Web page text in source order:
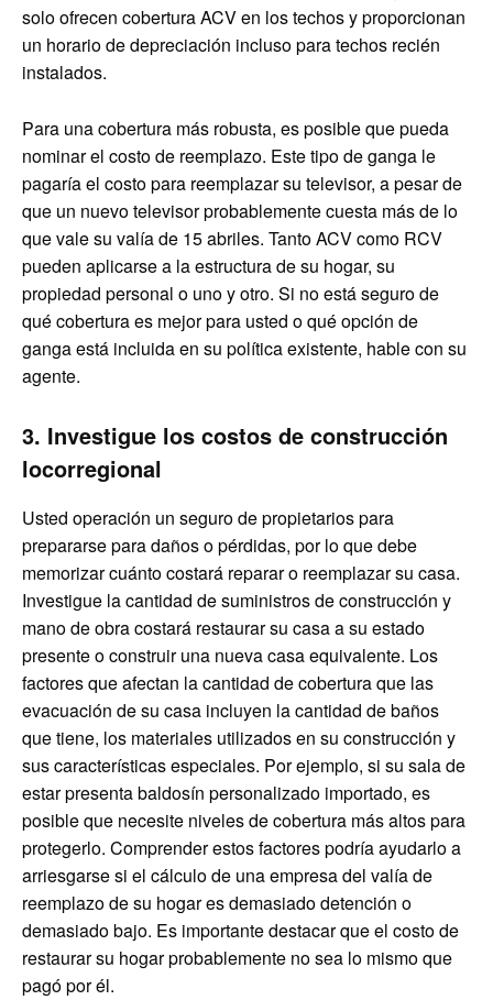
solo ofrecen cobertura ACV en los techos y proporcionan
un horario de depreciación incluso para techos recién
instalados.
Para una cobertura más robusta, es posible que pueda
nominar el costo de reemplazo. Este tipo de ganga le
pagaría el costo para reemplazar su televisor, a pesar de
que un nuevo televisor probablemente cuesta más de lo
que vale su valía de 15 abriles. Tanto ACV como RCV
pueden aplicarse a la estructura de su hogar, su
propiedad personal o uno y otro. Si no está seguro de
qué cobertura es mejor para usted o qué opción de
ganga está incluida en su política existente, hable con su
agente.
3. Investigue los costos de construcción
locorregional
Usted operación un seguro de propietarios para
prepararse para daños o pérdidas, por lo que debe
memorizar cuánto costará reparar o reemplazar su casa.
Investigue la cantidad de suministros de construcción y
mano de obra costará restaurar su casa a su estado
presente o construir una nueva casa equivalente. Los
factores que afectan la cantidad de cobertura que las
evacuación de su casa incluyen la cantidad de baños
que tiene, los materiales utilizados en su construcción y
sus características especiales. Por ejemplo, si su sala de
estar presenta baldosín personalizado importado, es
posible que necesite niveles de cobertura más altos para
protegerlo. Comprender estos factores podría ayudarlo a
arriesgarse si el cálculo de una empresa del valía de
reemplazo de su hogar es demasiado detención o
demasiado bajo. Es importante destacar que el costo de
restaurar su hogar probablemente no sea lo mismo que
pagó por él.